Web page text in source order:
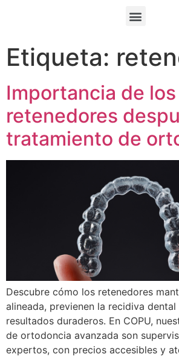
Etiqueta:
Importancia de los
retenedores
tratamiento de
Descubre cómo los retenedores
alineada, previenen la recidiva dental
resultados duraderos. En COPU,
de ortodoncia avanzada son
expertos, con precios accesibles y